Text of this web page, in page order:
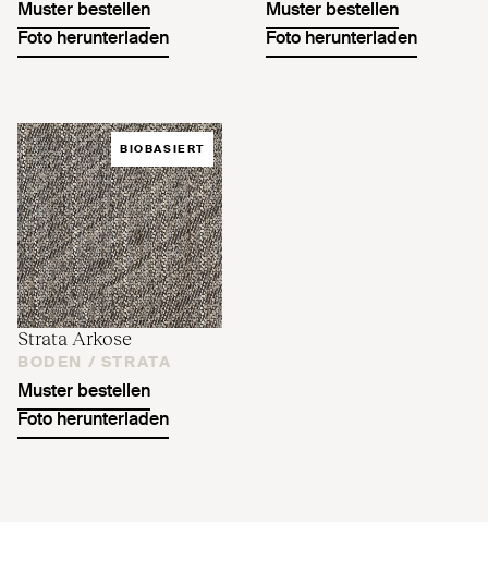
Muster bestellen
Foto herunterladen
Muster bestellen
Foto herunterladen
BIOBASIERT
Strata Arkose
BODEN / STRATA
Muster bestellen
Foto herunterladen